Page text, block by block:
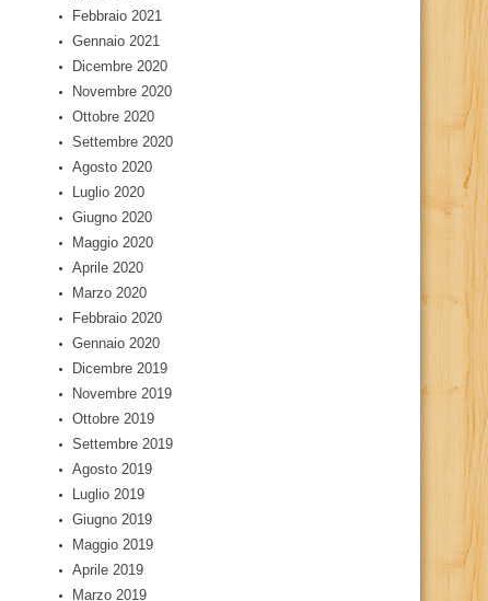
Febbraio 2021
Gennaio 2021
Dicembre 2020
Novembre 2020
Ottobre 2020
Settembre 2020
Agosto 2020
Luglio 2020
Giugno 2020
Maggio 2020
Aprile 2020
Marzo 2020
Febbraio 2020
Gennaio 2020
Dicembre 2019
Novembre 2019
Ottobre 2019
Settembre 2019
Agosto 2019
Luglio 2019
Giugno 2019
Maggio 2019
Aprile 2019
Marzo 2019